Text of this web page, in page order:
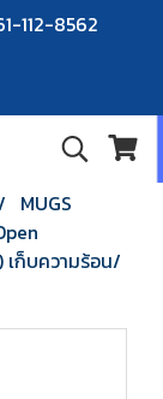
112-8562
MUGS
ก็บความร้อน/